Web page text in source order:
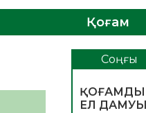
Қоғам
Соңғы
ЕЛ